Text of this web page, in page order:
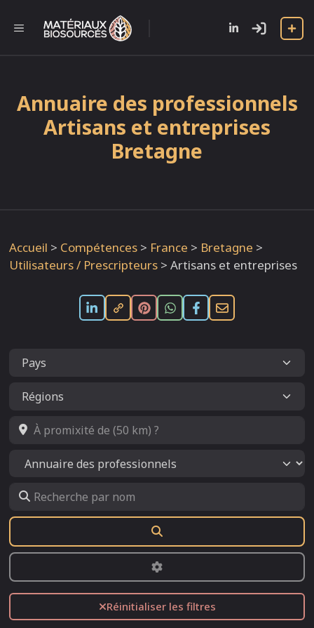
contenu
MENU
Annuaire des professionnels
Artisans et entreprises
Bretagne
Accueil > Compétences > France > Bretagne >
Utilisateurs / Prescripteurs > Artisans et entreprises
À promixité de (50 km) ?
Select search type
Recherche par nom
Advanced Filters
Réinitialiser les filtres